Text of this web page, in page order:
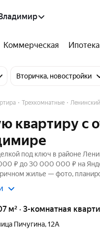
Коммерческая Ипотека
Вторичка, новостройки
Трехкомнатные
квартиру с
под ключ в районе
₽ до 30 000 000 ₽ на
жилье — фото,
м² · 3-комнатная
Пичугина,12А